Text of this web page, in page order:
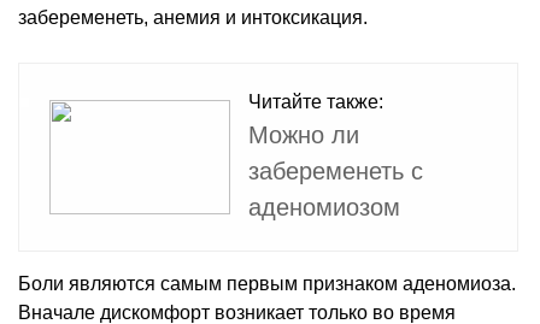
забеременеть, анемия и интоксикация.
Читайте также:
Можно ли
забеременеть с
аденомиозом
Боли являются самым первым признаком аденомиоза.
Вначале дискомфорт возникает только во время